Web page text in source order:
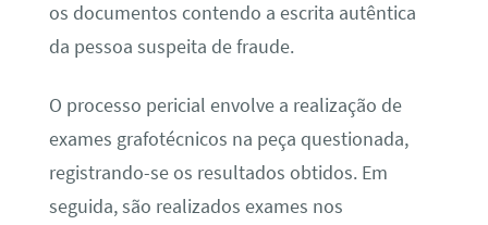
os documentos contendo a escrita autêntica
da pessoa suspeita de fraude.
O processo pericial envolve a realização de
exames grafotécnicos na peça questionada,
registrando-se os resultados obtidos. Em
seguida, são realizados exames nos